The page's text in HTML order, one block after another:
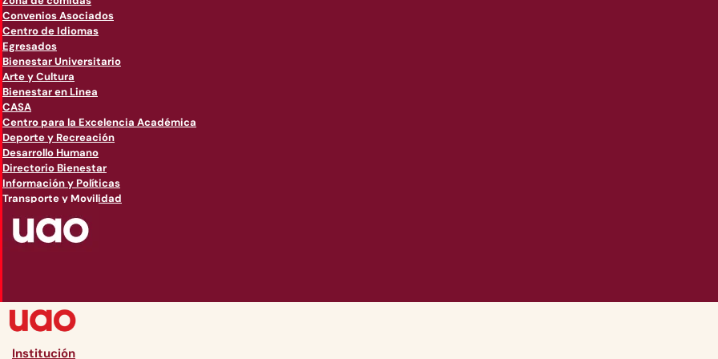
Convenios Asociados
Centro de Idiomas
Egresados
Bienestar Universitario
Arte y Cultura
Bienestar en Linea
CASA
Centro para la Excelencia Académica
Deporte y Recreación
Desarrollo Humano
Directorio Bienestar
Información y Políticas
Transporte y Movilidad
Institución